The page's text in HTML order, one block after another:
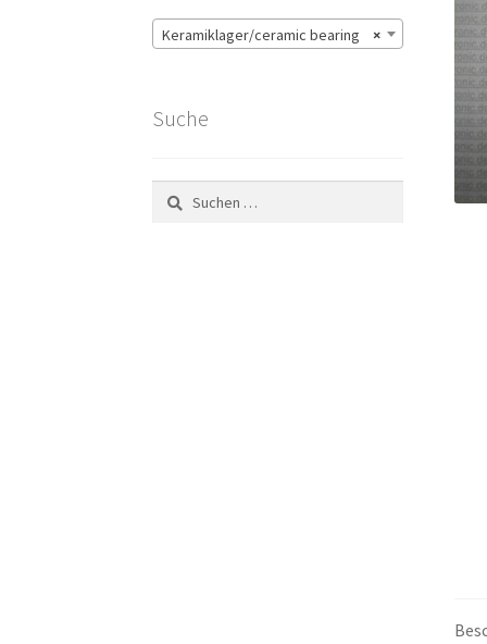
×
Keramiklager/ceramic bearing
Suche
Suchen
nach: